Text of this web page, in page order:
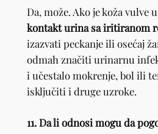
Da, može. Ako je koža vulve
kontakt urina sa iritiranom
izazvati peckanje ili osećaj
odmah značiti urinarnu
i učestalo mokrenje, bol ili
isključiti i druge uzroke.
11. Da li odnosi mogu da